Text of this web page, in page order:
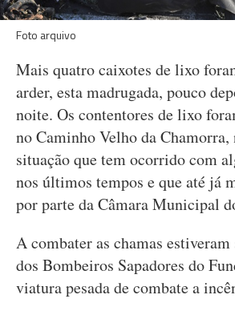
Foto arquivo
Mais quatro caixotes de lixo
arder, esta madrugada, pouco
noite. Os contentores de lixo
no Caminho Velho da
situação que tem ocorrido com
nos últimos tempos e que até já
por parte da Câmara Municipal
A combater as chamas
dos Bombeiros Sapadores do
viatura pesada de combate a